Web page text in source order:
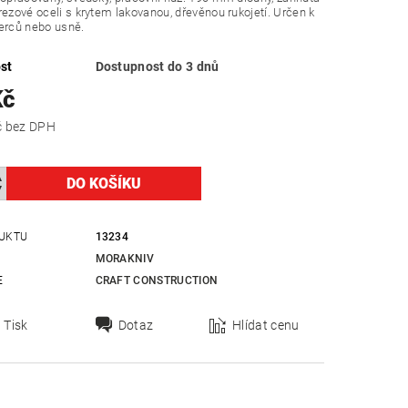
oceli s krytem lakovanou, dřevěnou rukojetí. Určen k
nebo usně.
Dostupnost do 3 dnů
354,55 Kč bez DPH
13234
MORAKNIV
CRAFT CONSTRUCTION
Tisk Dotaz Hlídat cenu